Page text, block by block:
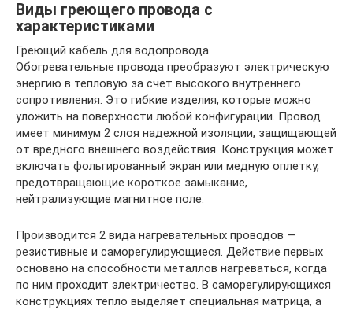
Виды греющего провода с
характеристиками
Греющий кабель для водопровода.
Обогревательные провода преобразуют электрическую
энергию в тепловую за счет высокого внутреннего
сопротивления. Это гибкие изделия, которые можно
уложить на поверхности любой конфигурации. Провод
имеет минимум 2 слоя надежной изоляции, защищающей
от вредного внешнего воздействия. Конструкция может
включать фольгированный экран или медную оплетку,
предотвращающие короткое замыкание,
нейтрализующие магнитное поле.
Производится 2 вида нагревательных проводов —
резистивные и саморегулирующиеся. Действие первых
основано на способности металлов нагреваться, когда
по ним проходит электричество. В саморегулирующихся
конструкциях тепло выделяет специальная матрица, а